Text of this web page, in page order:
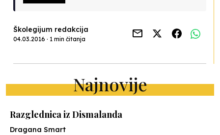
Školegijum redakcija
04.03.2016 · 1 min čitanja
Najnovije
Razglednica iz Dismalanda
Dragana Smart